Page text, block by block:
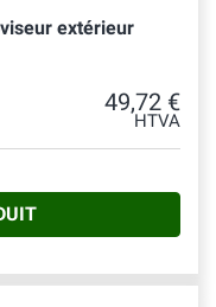
extérieur
49,72 €
HTVA